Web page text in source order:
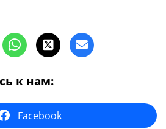
к нам:
Facebook